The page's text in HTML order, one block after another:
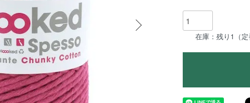
在庫：残り1（定